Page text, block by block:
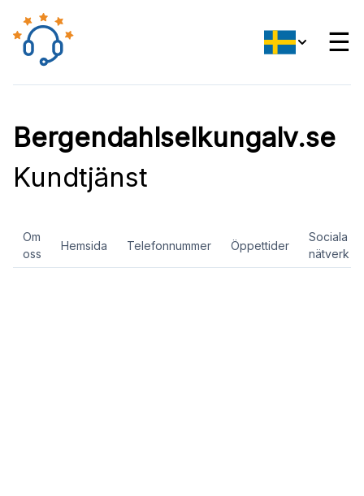
☰
Bergendahlselkungalv.se
Kundtjänst
Om
oss
Hemsida Telefonnummer Öppettider
Sociala
nätverk